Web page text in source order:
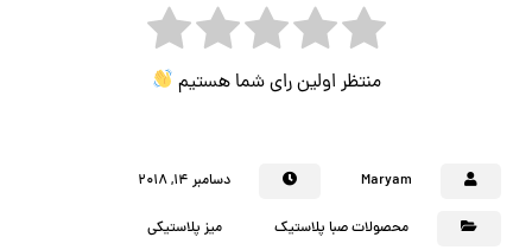
منتظر اولین رای شما هستیم
Maryam دسامبر ۱۴, ۲۰۱۸
محصولات صبا پلاستیک میز پلاستیکی